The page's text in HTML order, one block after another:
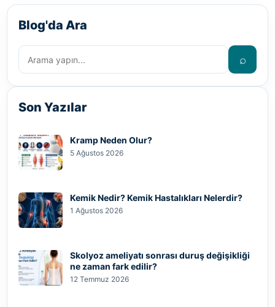
Blog'da Ara
⌕
Son Yazılar
Kramp Neden Olur?
5 Ağustos 2026
Kemik Nedir? Kemik Hastalıkları Nelerdir?
1 Ağustos 2026
Skolyoz ameliyatı sonrası duruş değişikliği
ne zaman fark edilir?
12 Temmuz 2026